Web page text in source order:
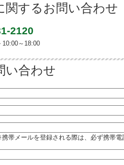
関するお問い合わせ
2120
10:00～18:00
い合わせ
帯メールを登録される際は、必ず携帯